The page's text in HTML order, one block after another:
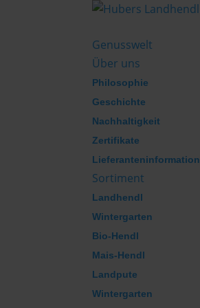
Genusswelt
Über uns
Philosophie
Geschichte
Nachhaltigkeit
Zertifikate
Lieferanteninformation
Sortiment
Landhendl
Wintergarten
Bio-Hendl
Mais-Hendl
Landpute
Wintergarten